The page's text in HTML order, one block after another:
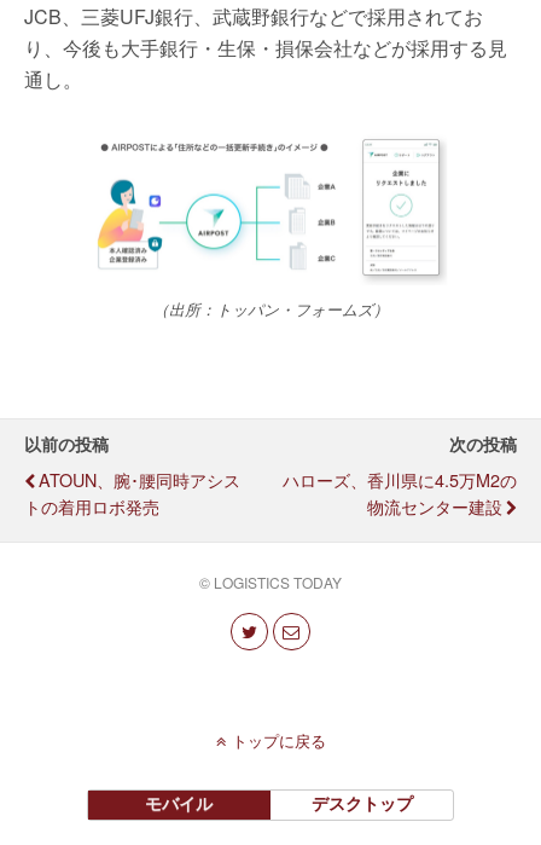
JCB、三菱UFJ銀行、武蔵野銀行などで採用されてお
り、今後も大手銀行・生保・損保会社などが採用する見
通し。
（出所：トッパン・フォームズ）
以前の投稿
ATOUN、腕･腰同時アシス
トの着用ロボ発売
次の投稿
ハローズ、香川県に4.5万m2の
物流センター建設
© LOGISTICS TODAY
トップに戻る
モバイル デスクトップ